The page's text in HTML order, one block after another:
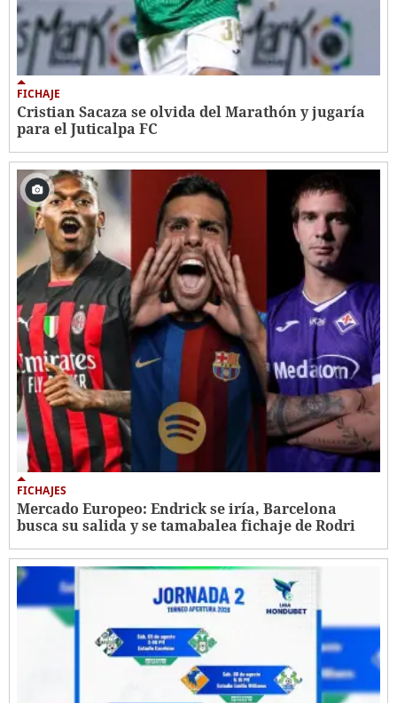
FICHAJE
Cristian Sacaza se olvida del Marathón y jugaría
para el Juticalpa FC
FICHAJES
Mercado Europeo: Endrick se iría, Barcelona
busca su salida y se tamabalea fichaje de Rodri